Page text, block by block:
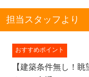
担当スタッフより
おすすめポイント
【建築条件無し！